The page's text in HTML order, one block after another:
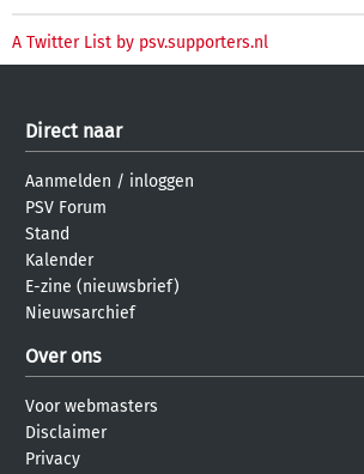
A Twitter List by psv.supporters.nl
Direct naar
Aanmelden / inloggen
PSV Forum
Stand
Kalender
E-zine (nieuwsbrief)
Nieuwsarchief
Over ons
Voor webmasters
Disclaimer
Privacy